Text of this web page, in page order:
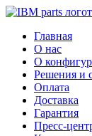
Главная
О нас
О
Решения и
Оплата
Доставка
Гарантия
Пресс-